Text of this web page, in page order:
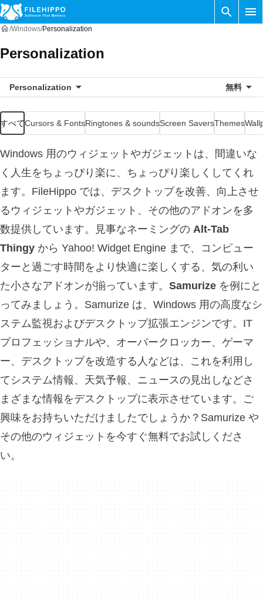
Windows Personalization
Personalization
Personalization 無料
すべてCursors & FontsRingtones & soundsScreen SaversThemes
Windows 用のウィジェットやガジェットは、間違いな
く人生をちょっぴり楽に、ちょっぴり楽しくしてくれ
ます。FileHippo では、デスクトップを改善、向上させ
るウィジェットやガジェット、その他のアドオンを多
数提供しています。見事なネーミングの Alt-Tab
Thingy から Yahoo! Widget Engine まで、コンピュー
ターと過ごす時間をより快適に楽しくする、気の利い
た小さなアドオンが揃っています。 Samurize を例にと
ってみましょう。Samurize は、Windows 用の高度なシ
ステム監視およびデスクトップ拡張エンジンです。IT
プロフェッショナルや、オーバークロッカー、ゲーマ
ー、デスクトップを改造する人などは、これを利用し
てシステム情報、天気予報、ニュースの見出しなどさ
まざまな情報をデスクトップに表示させています。ご
興味をお持ちいただけましたでしょうか？Samurize や
その他のウィジェットを今すぐ無料でお試しくださ
い。